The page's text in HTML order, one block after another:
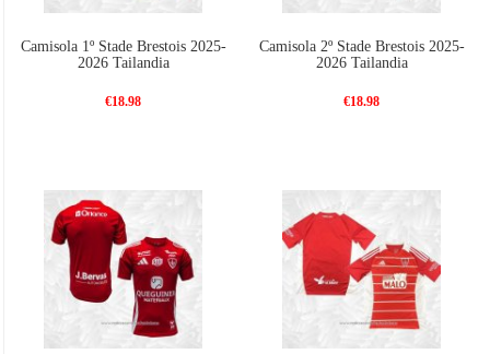
Camisola 1º Stade Brestois 2025-
2026 Tailandia
€18.98
Camisola 2º Stade Brestois 2025-
2026 Tailandia
€18.98